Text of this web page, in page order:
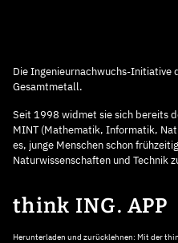
Die Ingenieurnachwuchs-Initiative
Gesamtmetall.
Seit 1998 widmet sie sich bereits
MINT (Mathematik, Informatik,
es, junge Menschen schon
Naturwissenschaften und Technik
think ING. APP
Herunterladen und zurücklehnen: Mit der